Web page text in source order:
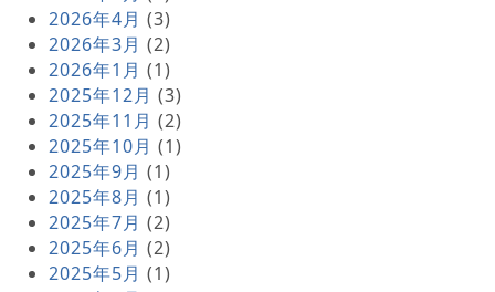
2026年4月 (3)
2026年3月 (2)
2026年1月 (1)
2025年12月 (3)
2025年11月 (2)
2025年10月 (1)
2025年9月 (1)
2025年8月 (1)
2025年7月 (2)
2025年6月 (2)
2025年5月 (1)